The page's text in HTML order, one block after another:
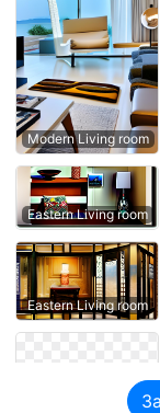
Modern Living room
Eastern Living room
Eastern Living room